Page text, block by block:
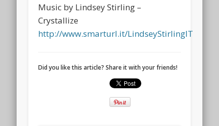
Music by Lindsey Stirling –
Crystallize
http://www.smarturl.it/LindseyStirlingIT
Did you like this article? Share it with your friends!